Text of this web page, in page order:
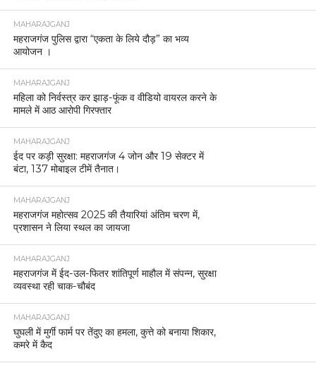
MAHARAJGANJ
महराजगंज पुलिस द्वारा “एकता के लिये दौड़” का भव्य
आयोजन ।
MAHARAJGANJ
महिला को निर्वस्त्र कर झाड़-फूंक व वीडियो वायरल करने के
मामले में आठ आरोपी गिरफ्तार
MAHARAJGANJ
ईद पर कड़ी सुरक्षा: महराजगंज 4 जोन और 19 सेक्टर में
बंटा, 137 मोबाइल टीमें तैनात।
MAHARAJGANJ
महराजगंज महोत्सव 2025 की तैयारियां अंतिम चरण में,
प्रशासन ने लिया स्थल का जायजा
MAHARAJGANJ
महराजगंज में ईद-उल-फितर शांतिपूर्ण माहौल में संपन्न, सुरक्षा
व्यवस्था रही चाक-चौबंद
MAHARAJGANJ
घुघली में मुर्गी फार्म पर तेंदुए का हमला, कुत्ते को बनाया शिकार,
कमरे में कैद